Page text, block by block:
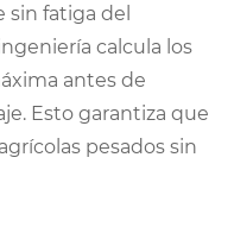
fatiga del
calcula los
antes de
Esto garantiza que
pesados ​​sin